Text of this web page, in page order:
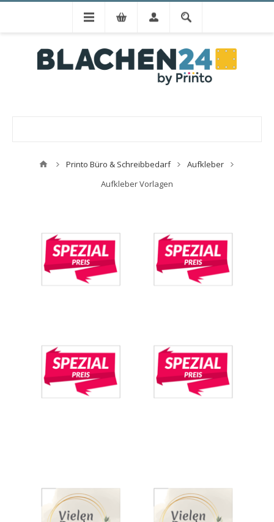
Printo Büro & Schreibbedarf
Aufkleber
Aufkleber Vorlagen